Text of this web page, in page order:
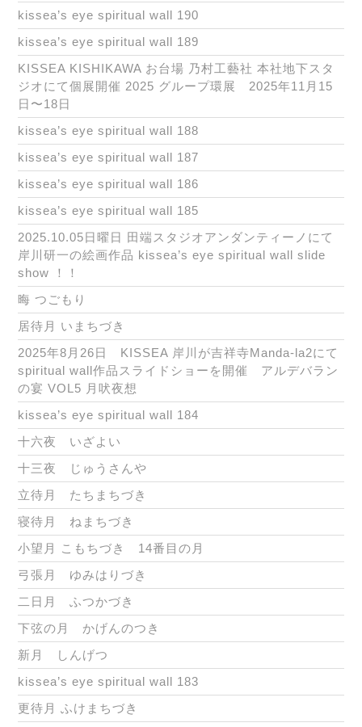
kissea’s eye spiritual wall 190
kissea’s eye spiritual wall 189
KISSEA KISHIKAWA お台場 乃村工藝社 本社地下スタ
ジオにて個展開催 2025 グループ環展 2025年11月15
日〜18日
kissea’s eye spiritual wall 188
kissea’s eye spiritual wall 187
kissea’s eye spiritual wall 186
kissea’s eye spiritual wall 185
2025.10.05日曜日 田端スタジオアンダンティーノにて
岸川研一の絵画作品 kissea’s eye spiritual wall slide
show ！！
晦 つごもり
居待月 いまちづき
2025年8月26日 KISSEA 岸川が吉祥寺Manda-la2にて
spiritual wall作品スライドショーを開催 アルデバラン
の宴 VOL5 月吠夜想
kissea’s eye spiritual wall 184
十六夜 いざよい
十三夜 じゅうさんや
立待月 たちまちづき
寝待月 ねまちづき
小望月 こもちづき 14番目の月
弓張月 ゆみはりづき
二日月 ふつかづき
下弦の月 かげんのつき
新月 しんげつ
kissea’s eye spiritual wall 183
更待月 ふけまちづき